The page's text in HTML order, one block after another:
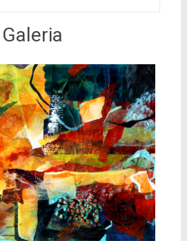
Galeria